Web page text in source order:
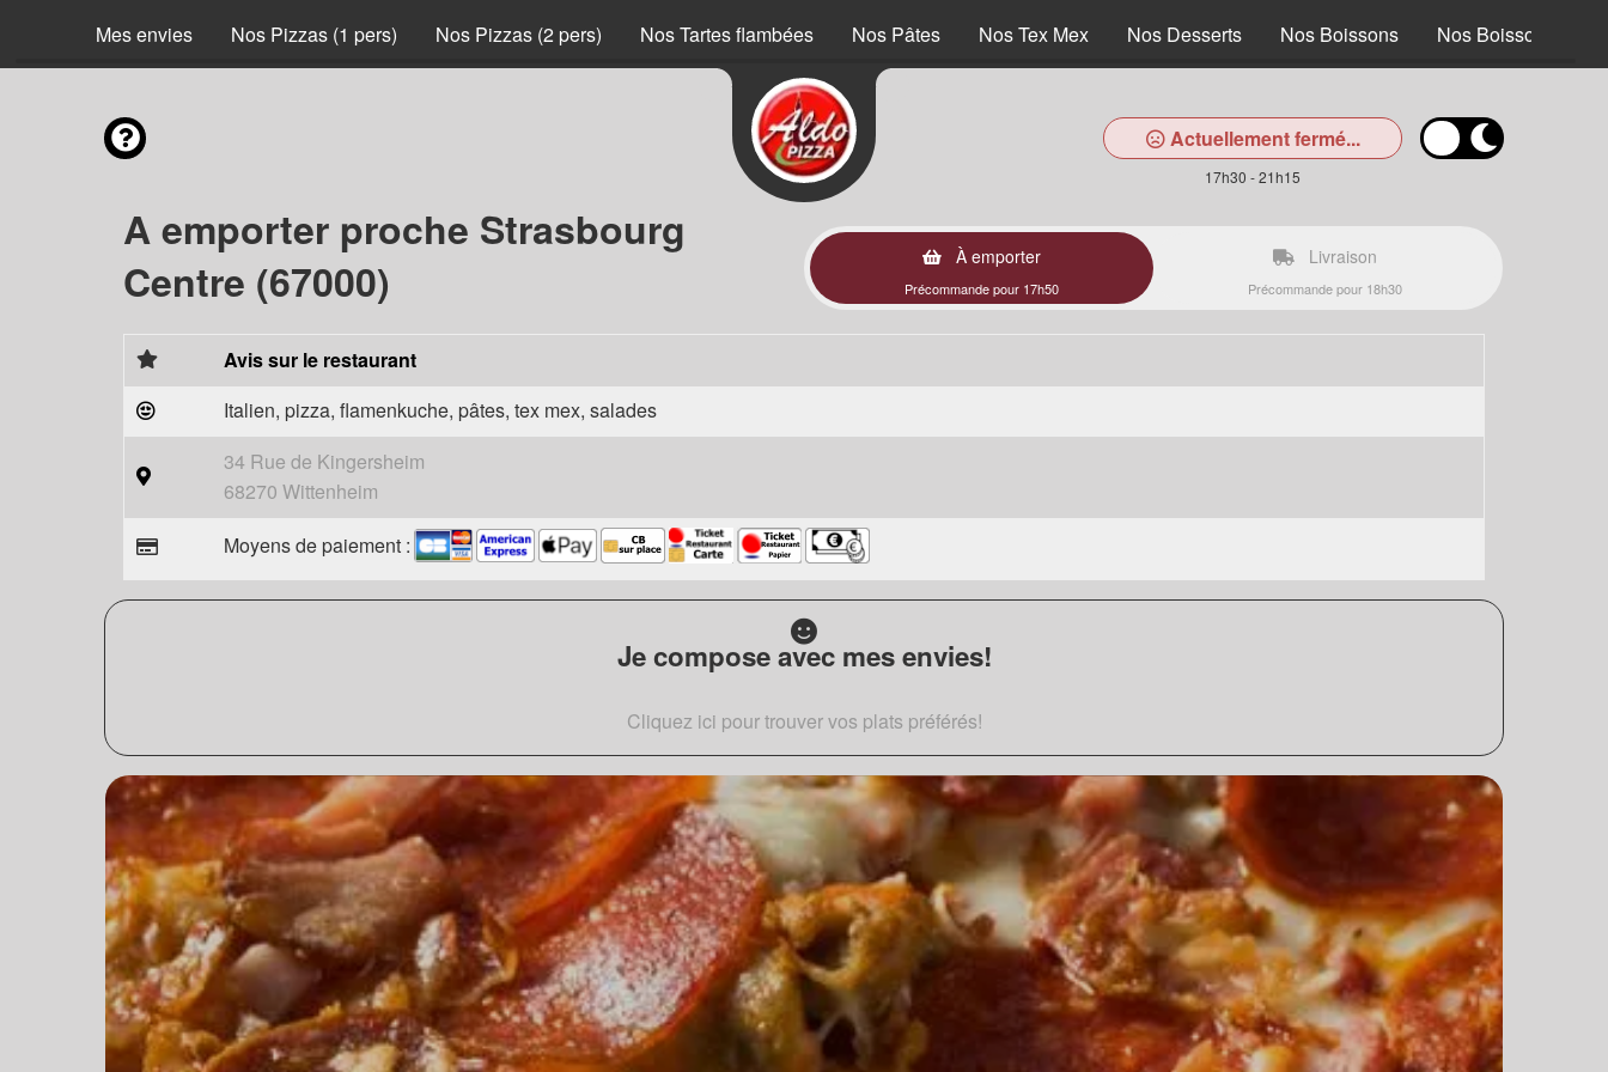
Mes envies Nos Pizzas (1 pers) Nos Pizzas (2 pers) Nos Tartes flambées Nos Pâtes Nos Tex Mex Nos Desserts Nos Boissons Nos Boissons
Actuellement fermé...
17h30 - 21h15
A emporter proche Strasbourg
Centre (67000)
À emporter
Précommande pour 17h50
Livraison
Précommande pour 18h30
Avis sur le restaurant
Italien, pizza, flamenkuche, pâtes, tex mex, salades
34 Rue de Kingersheim
68270 Wittenheim
Moyens de paiement :
Je compose avec mes envies!
Cliquez ici pour trouver vos plats préférés!